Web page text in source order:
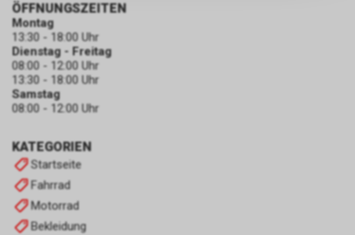
KATEGORIEN
Startseite
Fahrrad
Motorrad
Bekleidung
ÖFFNUNGSZEITEN
Montag
13:30 - 18:00 Uhr
Dienstag - Freitag
08:00 - 12:00 Uhr
13:30 - 18:00 Uhr
Samstag
08:00 - 12:00 Uhr